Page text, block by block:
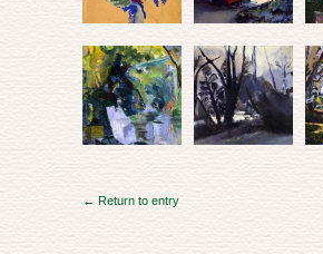
← Return to entry